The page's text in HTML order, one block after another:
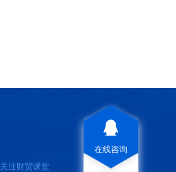
关注财贸课堂
在线咨询